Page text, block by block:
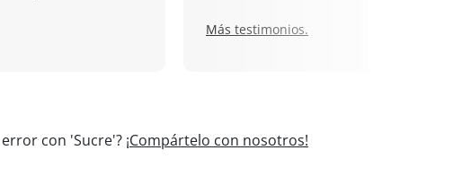
Más testimonios.
con 'Sucre'? ¡Compártelo con nosotros!